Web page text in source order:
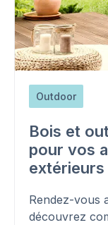
Outdoor
Bois et
pour vos
extérieurs
Rendez-vous
découvrez